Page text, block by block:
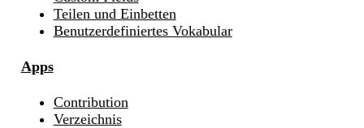
Teilen und Einbetten
Benutzerdefiniertes Vokabular
Apps
Contribution
Verzeichnis